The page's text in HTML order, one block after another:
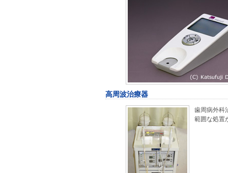
高周波治療器
歯周病外科
範囲な処置